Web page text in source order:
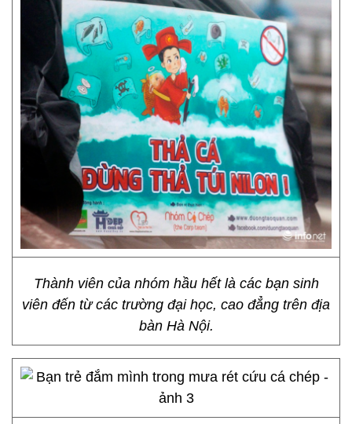
Thành viên của nhóm hầu hết là các bạn sinh
viên đến từ các trường đại học, cao đẳng trên địa
bàn Hà Nội.